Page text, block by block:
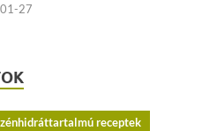
27
receptek